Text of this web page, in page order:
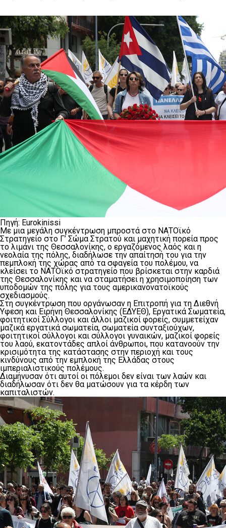
Πηγή: Eurokinissi
Με μια μεγάλη συγκέντρωση μπροστά στο ΝΑΤΟϊκό
Στρατηγείο στο Γ’ Σώμα Στρατού και μαχητική πορεία προς
το λιμάνι της Θεσσαλονίκης, ο εργαζόμενος λαός και η
νεολαία της πόλης, διαδήλωσε την απαίτησή του για την
πεμπλοκή της χώρας από τα σφαγεία του πολέμου, να
κλείσει το ΝΑΤΟϊκό στρατηγείο που βρίσκεται στην καρδιά
της Θεσσαλονίκης και να σταματήσει η χρησιμοποίηση των
υποδομών της πόλης για τους αμερικανονατοϊκούς
σχεδιασμούς.
Στη συγκέντρωση που οργάνωσαν η Επιτροπή για τη Διεθνή
Υφεση και Ειρήνη Θεσσαλονίκης (ΕΔΥΕΘ), Εργατικά Σωματεία,
φοιτητικοί Σύλλογοι και άλλοι μαζικοί φορείς, συμμετείχαν
μαζικά εργατικά σωματεία, σωματεία συνταξιούχων,
φοιτητικοί σύλλογοι και σύλλογοι γυναικών, μαζικοί φορείς
του λαού, εκατοντάδες απλοί άνθρωποι, που κατανοούν την
κρισιμότητα της κατάστασης στην περιοχή και τους
κινδύνους από την εμπλοκή της Ελλάδας στους
ιμπεριαλιστικούς πολέμους.
Διαμήνυσαν ότι αυτοί οι πόλεμοι δεν είναι των λαών και
διαδήλωσαν ότι δεν θα ματώσουν για τα κέρδη των
καπιταλιστών.